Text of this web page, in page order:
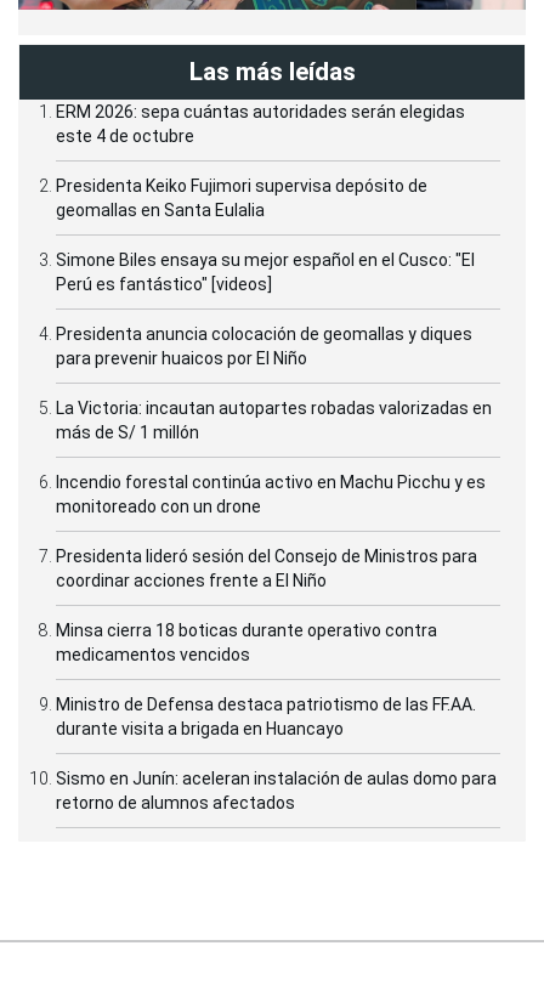
Las más leídas
ERM 2026: sepa cuántas autoridades serán elegidas
este 4 de octubre
Presidenta Keiko Fujimori supervisa depósito de
geomallas en Santa Eulalia
Simone Biles ensaya su mejor español en el Cusco: "El
Perú es fantástico" [videos]
Presidenta anuncia colocación de geomallas y diques
para prevenir huaicos por El Niño
La Victoria: incautan autopartes robadas valorizadas en
más de S/ 1 millón
Incendio forestal continúa activo en Machu Picchu y es
monitoreado con un drone
Presidenta lideró sesión del Consejo de Ministros para
coordinar acciones frente a El Niño
Minsa cierra 18 boticas durante operativo contra
medicamentos vencidos
Ministro de Defensa destaca patriotismo de las FF.AA.
durante visita a brigada en Huancayo
Sismo en Junín: aceleran instalación de aulas domo para
retorno de alumnos afectados